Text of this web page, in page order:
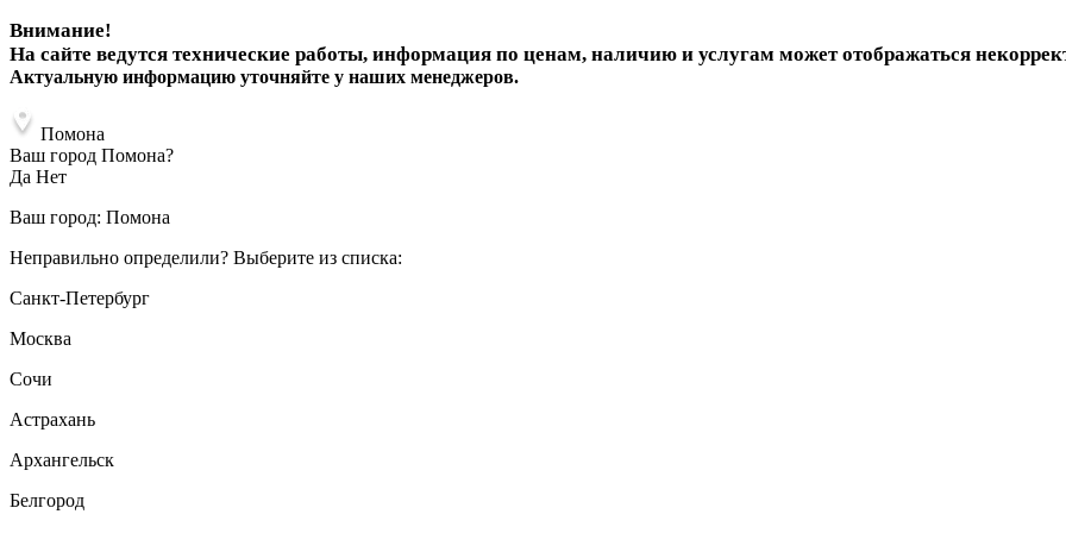
Внимание!
На сайте ведутся технические работы, информация по ценам, наличию и услугам может отображаться
Актуальную информацию уточняйте у наших менеджеров.
Помона
Ваш город Помона?
Да Нет
Ваш город: Помона
Неправильно определили? Выберите из списка:
Санкт-Петербург
Москва
Сочи
Астрахань
Архангельск
Белгород